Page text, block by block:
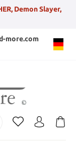
Demon Slayer,
more.com